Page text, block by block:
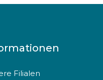
Filialen